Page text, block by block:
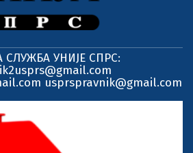
СЛУЖБА УНИЈЕ СПРС:
usprspravnik@gmail.com